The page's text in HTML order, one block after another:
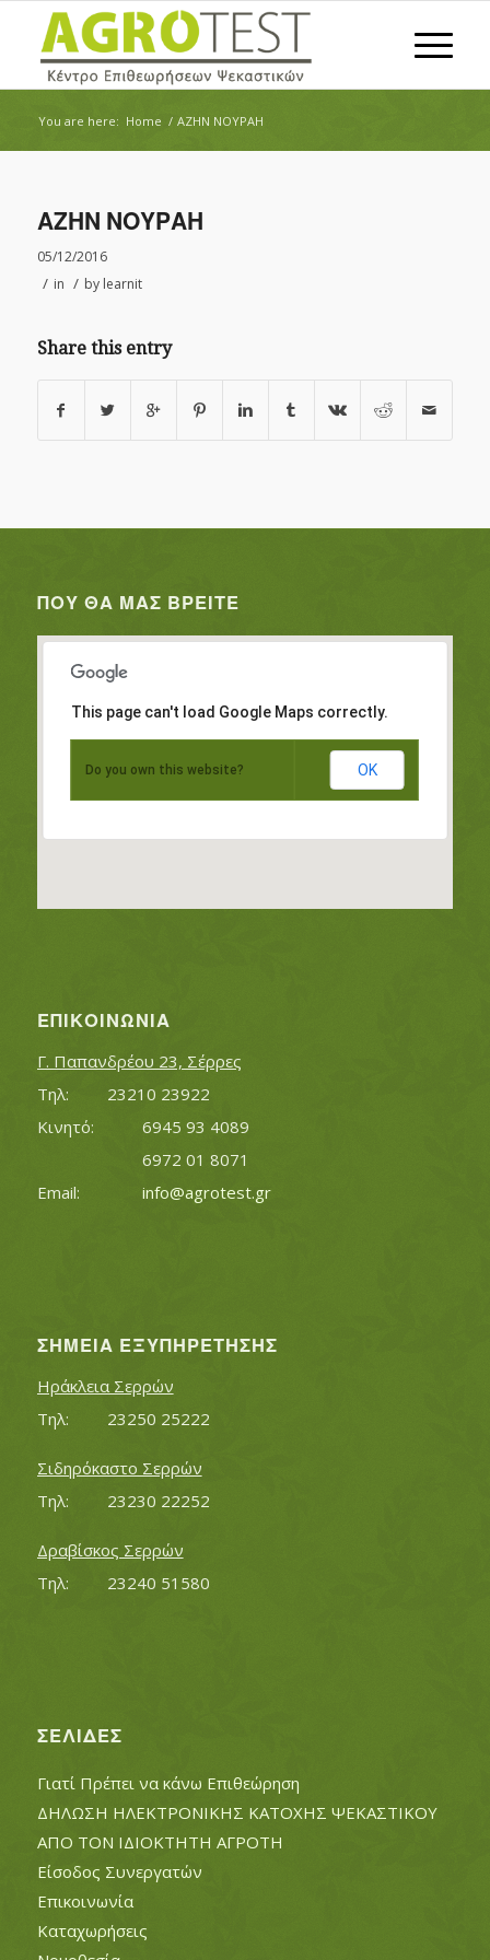
You are here: Home / ΑΖΗΝ ΝΟΥΡΑΗ
ΑΖΗΝ ΝΟΥΡΑΗ
05/12/2016
/ in / by learnit
Share this entry
ΠΟΥ ΘΑ ΜΑΣ ΒΡΕΊΤΕ
This page can't load Google Maps correctly.
Do you own this website? OK
ΕΠΙΚΟΙΝΩΝΊΑ
Γ. Παπανδρέου 23, Σέρρες
Τηλ:		23210 23922
Κινητό:		6945 93 4089
			6972 01 8071
info@agrotest.gr
ΣΗΜΕΊΑ ΕΞΥΠΗΡΈΤΗΣΗΣ
Ηράκλεια Σερρών
Τηλ:		23250 25222
Σιδηρόκαστο Σερρών
Τηλ:		23230 22252
Δραβίσκος Σερρών
Τηλ:		23240 51580
ΣΕΛΊΔΕΣ
Γιατί Πρέπει να κάνω Επιθεώρηση
ΔΗΛΩΣΗ ΗΛΕΚΤΡΟΝΙΚΗΣ ΚΑΤΟΧΗΣ ΨΕΚΑΣΤΙΚΟΥ
ΑΠΟ ΤΟΝ ΙΔΙΟΚΤΗΤΗ ΑΓΡΟΤΗ
Είσοδος Συνεργατών
Επικοινωνία
Καταχωρήσεις